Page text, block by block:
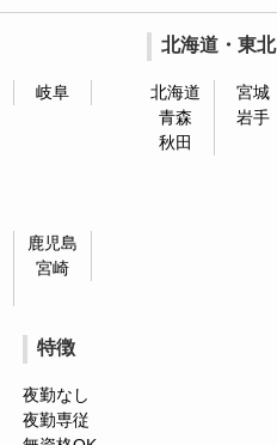
岐阜
北海道・東北
北海道 宮城
青森
岩手
秋田
鹿児島
宮崎
特徴
夜勤なし
夜勤専従